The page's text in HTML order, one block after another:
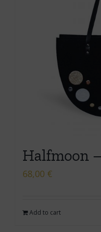
Halfmoon
68,00 €
Add to cart